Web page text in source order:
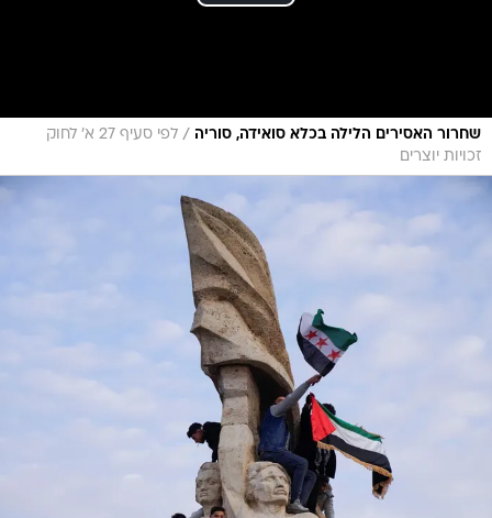
שחרור האסירים הלילה בכלא סואידה, סוריה /
לפי סעיף 27 א׳ לחוק
זכויות יוצרים